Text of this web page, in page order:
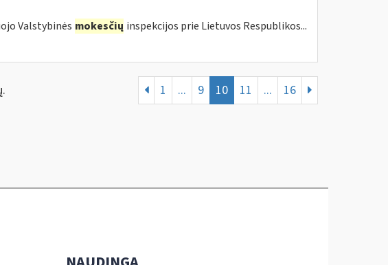
Valstybinės mokesčių inspekcijos prie Lietuvos Respublikos...
1 ... 9 10 11 ... 16